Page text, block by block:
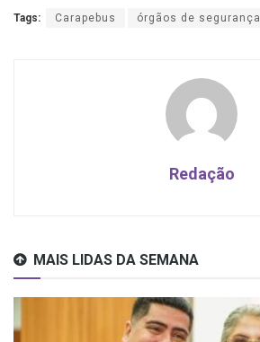
Tags: Carapebus órgãos de segurança
Redação
MAIS LIDAS DA SEMANA